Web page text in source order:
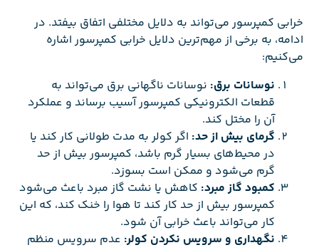
خرابی کمپرسور می‌تواند به دلایل مختلفی اتفاق بیفتد. در
ادامه، به برخی از مهم‌ترین دلایل خرابی کمپرسور اشاره
می‌کنیم:
نوسانات برق: نوسانات ناگهانی برق می‌تواند به
قطعات الکترونیکی کمپرسور آسیب برساند و عملکرد
آن را مختل کند.
گرمای بیش از حد: اگر کولر به مدت طولانی کار کند یا
در محیط‌های بسیار گرم باشد، کمپرسور بیش از حد
گرم می‌شود و ممکن است بسوزد.
کمبود گاز مبرد: کاهش یا نشت گاز مبرد باعث می‌شود
کمپرسور بیش از حد کار کند تا هوا را خنک کند، که این
کار می‌تواند باعث خرابی آن شود.
نگهداری و سرویس نکردن کولر: عدم سرویس منظم